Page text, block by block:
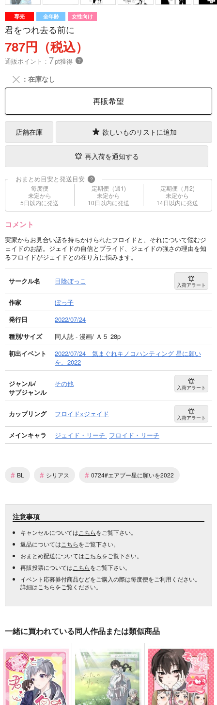
専売 全年齢 女性向け
君をつれ去る前に
787円（税込）
通販ポイント： 7pt獲得 ？
╳ ：在庫なし
再販希望
店舗在庫 欲しいものリストに追加
再入荷を通知する
おまとめ目安と発送目安 ?
毎度便
未定から
5日以内に発送
定期便（週1)
未定から
10日以内に発送
定期便（月2)
未定から
14日以内に発送
コメント
実家からお見合い話を持ちかけられたフロイドと、それについて悩むジ
ェイドのお話。ジェイドの自信とプライド、ジェイドの強さの理由を知
るフロイドがジェイドとの在り方に悩みます。
サークル名 日陰ぼっこ 入荷アラート
作家
ぼっ子
発行日
2022/07/24
種別/サイズ
同人誌 - 漫画/ Ａ５ 28p
初出イベント
2022/07/24 気まぐれキノコハンティング 星に願い
を。2022
ジャンル/
サブジャンル
その他 入荷アラート
カップリング フロイド×ジェイド 入荷アラート
メインキャラ ジェイド・リーチ フロイド・リーチ
# BL # シリアス # 0724#エアブー星に願いを2022
注意事項
キャンセルについては こちらをご覧下さい。
返品については こちらをご覧下さい。
おまとめ配送については こちらをご覧下さい。
再販投票については こちらをご覧下さい。
イベント応募券付商品などをご購入の際は毎度便をご利用ください。
詳細は こちらをご覧ください。
一緒に買われている同人作品または類似商品